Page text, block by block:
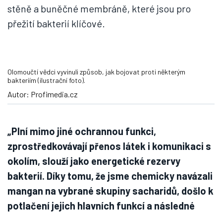
stěně a buněčné membráně, které jsou pro
přežití bakterií klíčové.
Olomoučtí vědci vyvinuli způsob, jak bojovat proti některým
bakteriím (ilustrační foto).
Autor: Profimedia.cz
„Plní mimo jiné ochrannou funkci,
zprostředkovávají přenos látek i komunikaci s
okolím, slouží jako energetické rezervy
bakterií. Díky tomu, že jsme chemicky navázali
mangan na vybrané skupiny sacharidů, došlo k
potlačení jejich hlavních funkcí a následné